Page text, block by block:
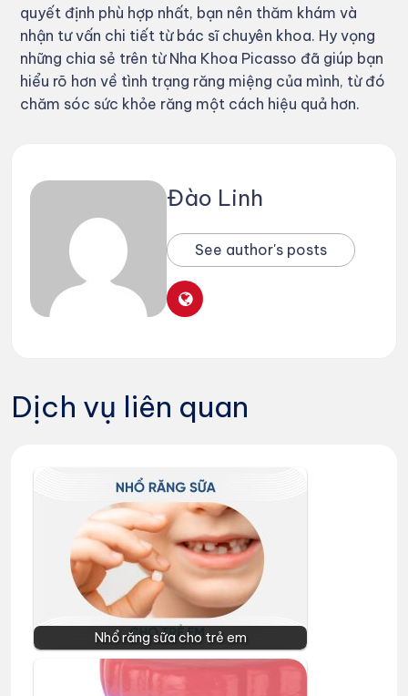
quyết định phù hợp nhất, bạn nên thăm khám và
nhận tư vấn chi tiết từ bác sĩ chuyên khoa. Hy vọng
những chia sẻ trên từ Nha Khoa Picasso đã giúp bạn
hiểu rõ hơn về tình trạng răng miệng của mình, từ đó
chăm sóc sức khỏe răng một cách hiệu quả hơn.
Đào Linh
See author's posts
Dịch vụ liên quan
Nhổ răng sữa cho trẻ em